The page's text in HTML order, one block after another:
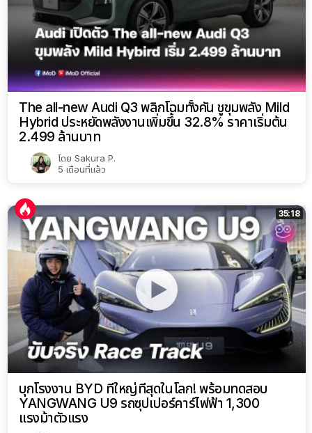
The all-new Audi Q3 พลิกโฉมทั้งคัน ชูขุมพลัง Mild
Hybrid ประหยัดพลังงานเพิ่มขึ้น 32.8% ราคาเริ่มต้น
2.499 ล้านบาท
โดย Sakura P.
5 เดือนที่แล้ว
35:18
บุกโรงงาน BYD ที่ใหญ่ที่สุดในโลก! พร้อมทดสอบ
YANGWANG U9 รถซุปเปอร์คาร์ไฟฟ้า 1,300
แรงม้าตัวแรง